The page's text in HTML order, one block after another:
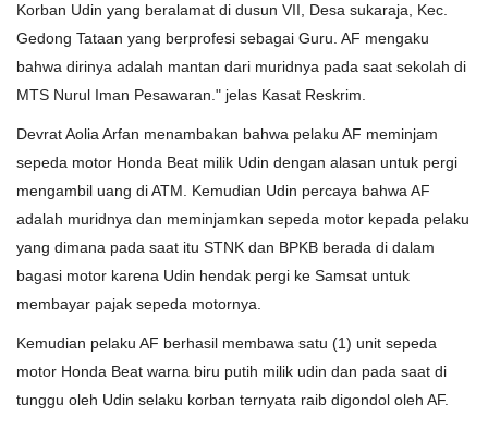
Korban Udin yang beralamat di dusun VII, Desa sukaraja, Kec.
Gedong Tataan yang berprofesi sebagai Guru. AF mengaku
bahwa dirinya adalah mantan dari muridnya pada saat sekolah di
MTS Nurul Iman Pesawaran." jelas Kasat Reskrim.
Devrat Aolia Arfan menambakan bahwa pelaku AF meminjam
sepeda motor Honda Beat milik Udin dengan alasan untuk pergi
mengambil uang di ATM. Kemudian Udin percaya bahwa AF
adalah muridnya dan meminjamkan sepeda motor kepada pelaku
yang dimana pada saat itu STNK dan BPKB berada di dalam
bagasi motor karena Udin hendak pergi ke Samsat untuk
membayar pajak sepeda motornya.
Kemudian pelaku AF berhasil membawa satu (1) unit sepeda
motor Honda Beat warna biru putih milik udin dan pada saat di
tunggu oleh Udin selaku korban ternyata raib digondol oleh AF.